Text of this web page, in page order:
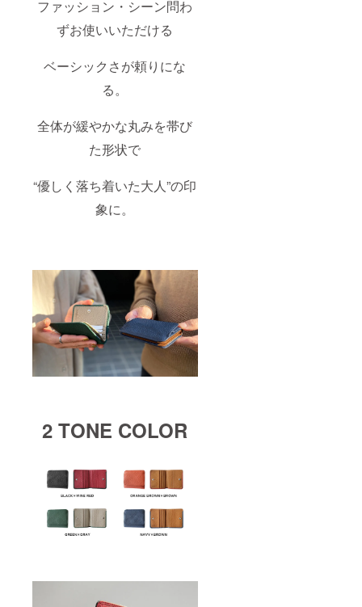
ファッション・シーン問わ
ずお使いいただける
ベーシックさが頼りにな
る。
全体が緩やかな丸みを帯び
た形状で
“優しく落ち着いた大人”の印
象に。
2 TONE COLOR